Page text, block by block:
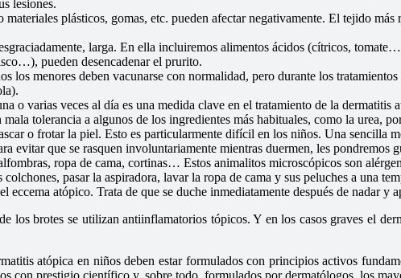
lesiones.
plásticos, gomas, etc. pueden afectar negativamente. El tejido
larga. En ella incluiremos alimentos ácidos (cítricos,
pueden desencadenar el prurito.
los menores deben vacunarse con normalidad, pero durante los
o varias veces al día es una medida clave en el tratamiento de la
tolerancia a algunos de los ingredientes más habituales, como la urea,
o frotar la piel. Esto es particularmente difícil en los niños. Una sencilla
evitar que se rasquen involuntariamente mientras duermen, les pondremos
ropa de cama, cortinas… Estos animalitos microscópicos son
pasar la aspiradora, lavar la ropa de cama y sus peluches a una
eccema atópico. Trata de que se duche inmediatamente después de nadar
los brotes se utilizan antiinflamatorios tópicos. Y en los casos graves el
atópica en niños deben estar formulados con principios activos
con prestigio científico y, sobre todo, formulados por dermatólogos, los